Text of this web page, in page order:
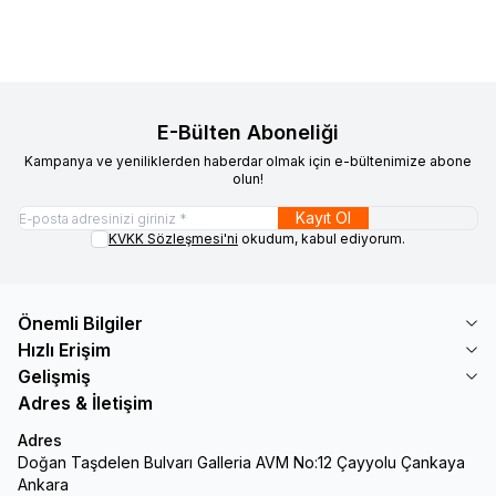
E-Bülten Aboneliği
Kampanya ve yeniliklerden haberdar olmak için e-bültenimize abone
olun!
Kayıt Ol
KVKK Sözleşmesi'ni okudum, kabul ediyorum.
Önemli Bilgiler
Hızlı Erişim
Gelişmiş
Adres & İletişim
Adres
Doğan Taşdelen Bulvarı Galleria AVM No:12 Çayyolu Çankaya
Ankara